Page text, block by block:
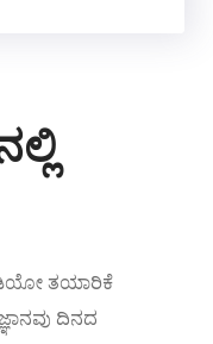
ತಯಾರಿಕೆ
ದಿನದ